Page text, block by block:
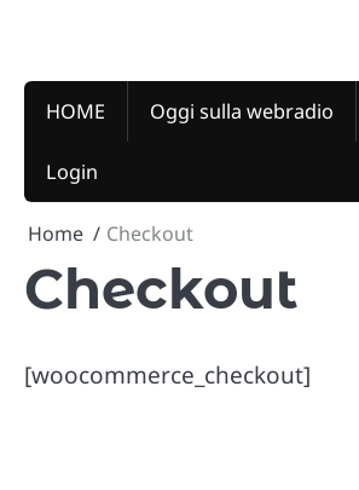
HOME Oggi sulla webradio
Login
Home Checkout
Checkout
[woocommerce_checkout]